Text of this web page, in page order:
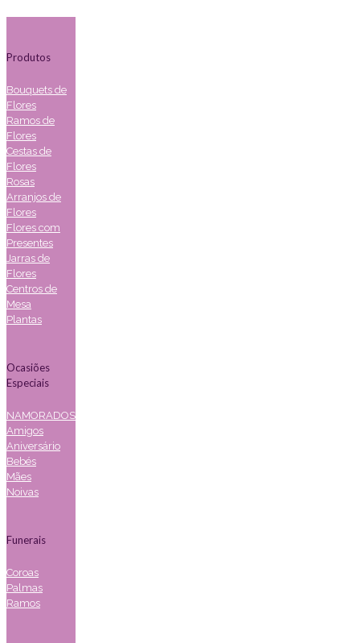
Produtos
Bouquets de
Flores
Ramos de
Flores
Cestas de
Flores
Rosas
Arranjos de
Flores
Flores com
Presentes
Jarras de
Flores
Centros de
Mesa
Plantas
Ocasiões
Especiais
NAMORADOS
Amigos
Aniversário
Bebés
Mães
Noivas
Funerais
Coroas
Palmas
Ramos